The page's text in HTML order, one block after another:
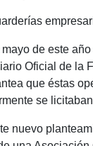
mayo de este
Oficial de la
que éstas
se
nuevo